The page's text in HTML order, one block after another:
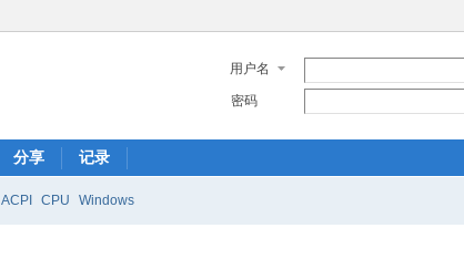
用户名
密码
分享 记录
ACPI CPU Windows